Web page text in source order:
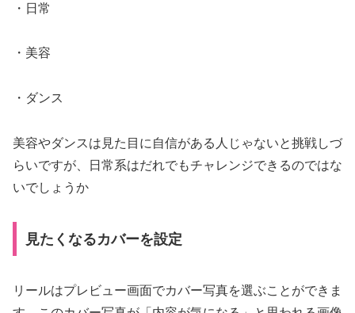
・日常
・美容
・ダンス
美容やダンスは見た目に自信がある人じゃないと挑戦しづ
らいですが、日常系はだれでもチャレンジできるのではな
いでしょうか
見たくなるカバーを設定
リールはプレビュー画面でカバー写真を選ぶことができま